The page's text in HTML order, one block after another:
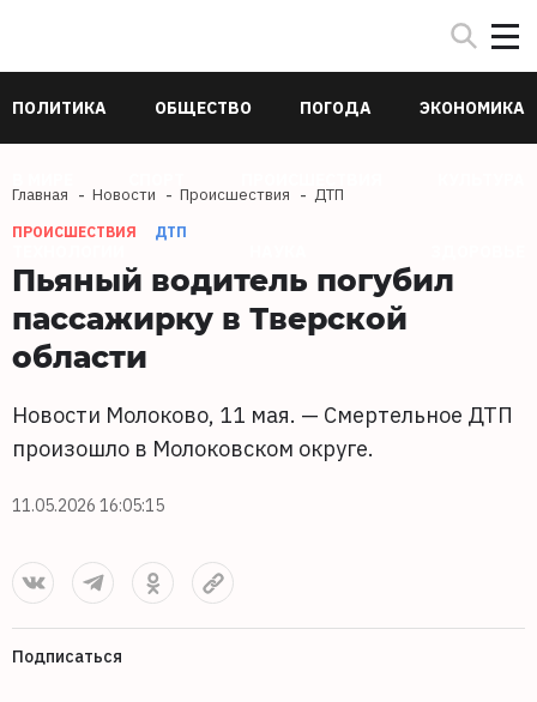
ПОЛИТИКА ОБЩЕСТВО ПОГОДА ЭКОНОМИКА
Главная Новости Происшествия ДТП
ПРОИСШЕСТВИЯ ДТП
Пьяный водитель погубил
пассажирку в Тверской
области
Новости Молоково, 11 мая. — Смертельное ДТП
произошло в Молоковском округе.
11.05.2026 16:05:15
Подписаться